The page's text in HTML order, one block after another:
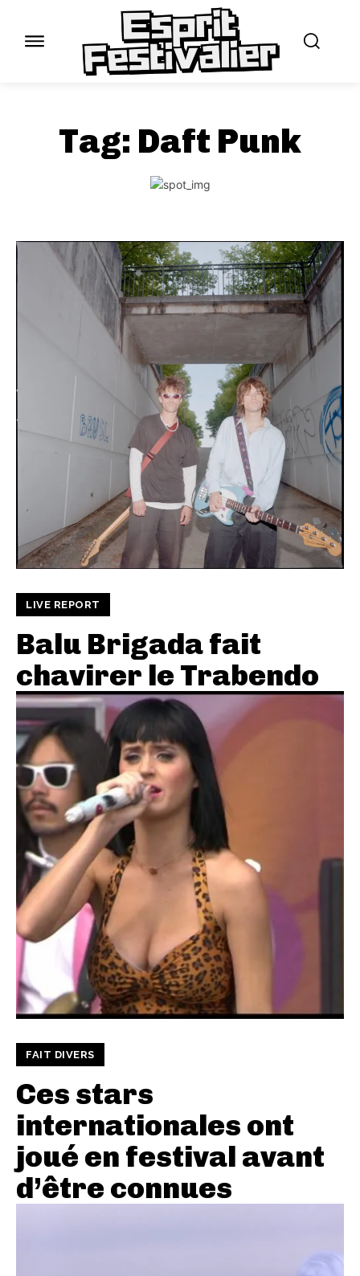
Tag: Daft Punk
LIVE REPORT
Balu Brigada fait
chavirer le Trabendo
FAIT DIVERS
Ces stars
internationales ont
joué en festival avant
d’être connues